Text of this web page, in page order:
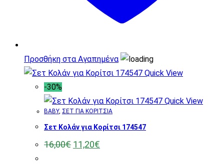
Προσθήκη στα Αγαπημένα
Quick View
-30%
Quick View
BABY, ΣΕΤ ΓΙΑ ΚΟΡΙΤΣΙΑ
Σετ Κολάν για Κορίτσι 174547
16,00€ Original
price
11,20€
τρέχουσα